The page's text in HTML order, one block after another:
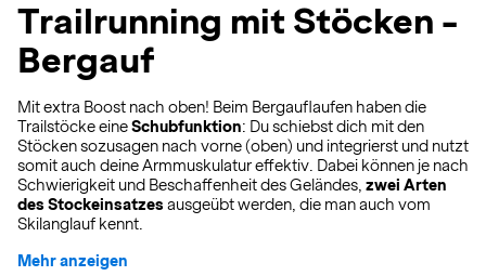
Trailrunning mit Stöcken -
Bergauf
Mit extra Boost nach oben! Beim Bergauflaufen haben die
Trailstöcke eineSchubfunktion: Du schiebst dich mit den
Stöcken sozusagen nach vorne (oben) und integrierst und nutzt
somit auch deine Armmuskulatur effektiv. Dabei können je nach
Schwierigkeit und Beschaffenheit des Geländes, zwei Arten
des Stockeinsatzes ausgeübt werden, die man auch vom
Skilanglauf kennt.
Mehr anzeigen